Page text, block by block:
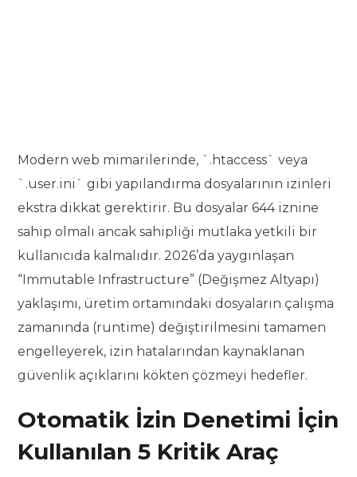
Modern web mimarilerinde, `.htaccess` veya
`.user.ini` gibi yapılandırma dosyalarının izinleri
ekstra dikkat gerektirir. Bu dosyalar 644 iznine
sahip olmalı ancak sahipliği mutlaka yetkili bir
kullanıcıda kalmalıdır. 2026’da yaygınlaşan
“Immutable Infrastructure” (Değişmez Altyapı)
yaklaşımı, üretim ortamındaki dosyaların çalışma
zamanında (runtime) değiştirilmesini tamamen
engelleyerek, izin hatalarından kaynaklanan
güvenlik açıklarını kökten çözmeyi hedefler.
Otomatik İzin Denetimi İçin
Kullanılan 5 Kritik Araç